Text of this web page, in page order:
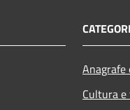
Cultura